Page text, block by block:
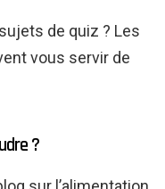
de quiz ? Les
vous servir de
?